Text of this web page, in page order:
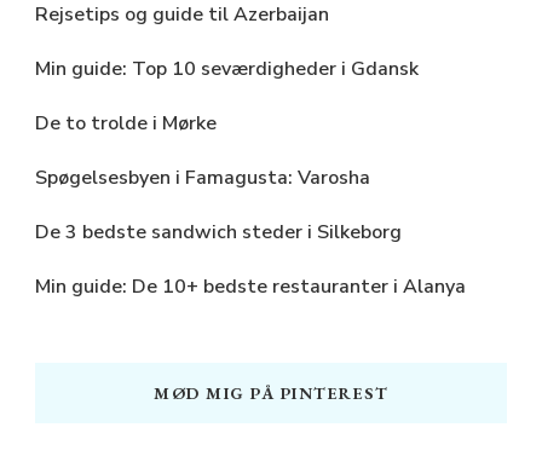
Rejsetips og guide til Azerbaijan
Min guide: Top 10 seværdigheder i Gdansk
De to trolde i Mørke
Spøgelsesbyen i Famagusta: Varosha
De 3 bedste sandwich steder i Silkeborg
Min guide: De 10+ bedste restauranter i Alanya
MØD MIG PÅ PINTEREST